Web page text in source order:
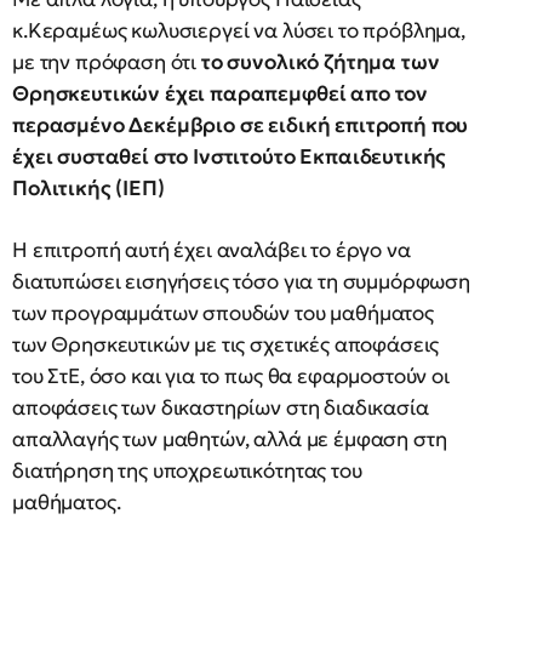
κ.Κεραμέως κωλυσιεργεί να λύσει το πρόβλημα,
με την πρόφαση ότιτο συνολικό ζήτημα των
Θρησκευτικών έχει παραπεμφθεί απο τον
περασμένο Δεκέμβριο σε ειδική επιτροπή που
έχει συσταθεί στο Ινστιτούτο Εκπαιδευτικής
Πολιτικής (ΙΕΠ)
Η επιτροπή αυτή έχει αναλάβει το έργο να
διατυπώσει εισηγήσεις τόσο για τη συμμόρφωση
των προγραμμάτων σπουδών του μαθήματος
των Θρησκευτικών με τις σχετικές αποφάσεις
του ΣτΕ, όσο και για το πως θα εφαρμοστούν οι
αποφάσεις των δικαστηρίων στη διαδικασία
απαλλαγής των μαθητών, αλλά με έμφαση στη
διατήρηση της υποχρεωτικότητας του
μαθήματος.